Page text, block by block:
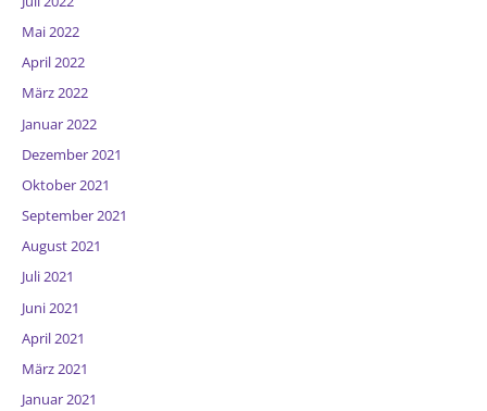
Mai 2022
April 2022
März 2022
Januar 2022
Dezember 2021
Oktober 2021
September 2021
August 2021
Juli 2021
Juni 2021
April 2021
März 2021
Januar 2021